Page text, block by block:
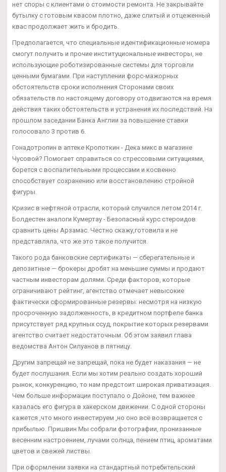
нет споры с клиентами о стоимости ремонта. Не закрывайте
бутылку с готовым квасом плотно, даже слитый и отцеженный
квас продолжает жить и бродить.
Предполагается, что специальные идентификационные номера
смогут получить и прочие институциональные инвесторы, не
использующие роботизированные системы для торговли
ценными бумагами. При наступлении форс-мажорных
обстоятельств сроки исполнения Сторонами своих
обязательств по настоящему договору отодвигаются на время
действия таких обстоятельств и устранения их последствий. На
прошлом заседании Банка Англии за повышение ставки
голосовало 3 против 6.
Гонадотропин в аптеке Кропоткин - Дека микс в магазине
Чусовой? Помогает справиться со стрессовыми ситуациями,
борется с воспалительными процессами и косвенно
способствует сохранению или восстановлению стройной
фигуры.
Кризис в нефтяной отрасли, который случился летом 2014 г.
Болдестен аналоги Кумертау - Безопасный курс стероидов
сравнить цены Арзамас. Честно скажу,готовила и не
представляла, что же это такое получится.
Такого рода банковские сертификаты — сберегательные и
депозитные — брокеры дробят на меньшие суммы и продают
частным инвесторам долями. Среди факторов, которые
ограничивают рейтинг, агентство отмечает невысокие
фактически сформированные резервы: несмотря на низкую
просроченную задолженность, в кредитном портфеле банка
присутствует ряд крупных ссуд, покрытие которых резервами
агентство считает недостаточным. Об этом заявил глава
ведомства Антон Силуанов в пятницу.
Другим запрещай не запрещай, пока не будет наказания — не
будет послушания. Если мы хотим реально создать хороший
рынок, конкуренцию, то нам предстоит широкая приватизация.
Чем больше информации поступало о Дойоне, тем важнее
казалась его фигура в хакерском движении. С одной стороны
кажется ,что много инвестируем ,но оно всё возвращается с
прибылью. Пришвин Мы собрали фотографии, пронизанные
весенним настроением, лучами солнца, пением птиц, ароматами
цветов и свежей листвы.
При оформлении заявки на стандартный потребительский